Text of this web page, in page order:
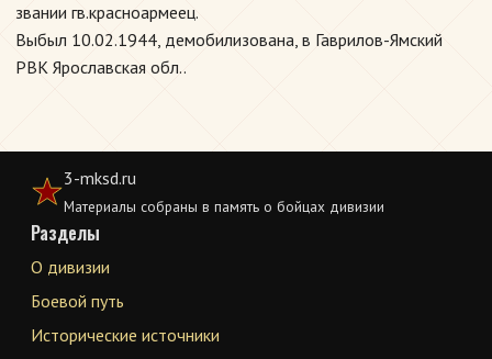
звании гв.красноармеец.
Выбыл 10.02.1944, демобилизована, в Гаврилов-Ямский
РВК Ярославская обл..
3-mksd.ru
Материалы собраны в память о бойцах дивизии
Разделы
О дивизии
Боевой путь
Исторические источники